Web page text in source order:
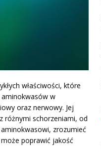
właściwości, które
aminokwasów w
oraz nerwowy. Jej
różnymi schorzeniami, od
zrozumieć
poprawić jakość